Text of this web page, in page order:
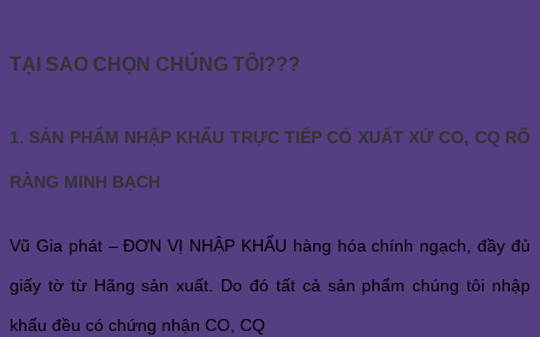
TẠI SAO CHỌN CHÚNG TÔI???
1. SẢN PHẨM NHẬP KHẨU TRỰC TIẾP CÓ XUẤT XỨ CO, CQ RÕ
RÀNG MINH BẠCH
Vũ Gia phát – ĐƠN VỊ NHẬP KHẨU hàng hóa chính ngạch, đầy đủ
giấy tờ từ Hãng sản xuất. Do đó tất cả sản phẩm chúng tôi nhập
khẩu đều có chứng nhận CO, CQ